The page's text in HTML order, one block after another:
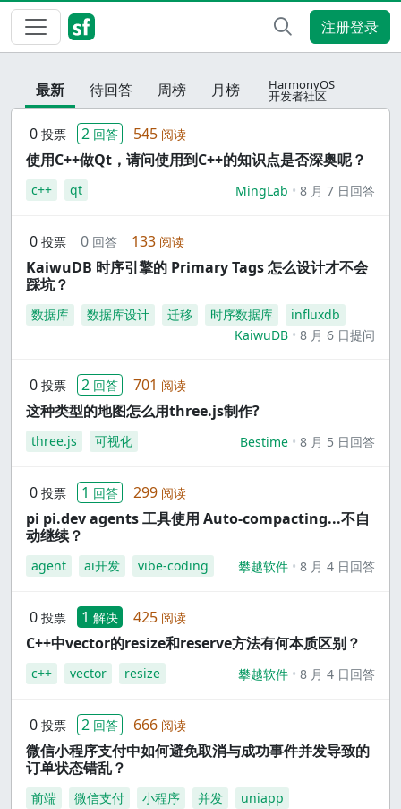
注册登录
最新 待回答 周榜 月榜 HarmonyOS
开发者社区
0 投票 2 回答 545 阅读
使用C++做Qt，请问使用到C++的知识点是否深奥呢？
c++ qt MingLab 8 月 7 日回答
0 投票 0 回答 133 阅读
KaiwuDB 时序引擎的 Primary Tags 怎么设计才不会
踩坑？
数据库 数据库设计 迁移 时序数据库
influxdb
KaiwuDB
8 月 6 日提问
0 投票 2 回答 701 阅读
这种类型的地图怎么用three.js制作?
three.js 可视化 Bestime 8 月 5 日回答
0 投票 1 回答 299 阅读
pi pi.dev agents 工具使用 Auto-compacting...不自
动继续？
agent ai开发 vibe-coding 攀越软件 8 月 4 日回答
0 投票 1 解决 425 阅读
C++中vector的resize和reserve方法有何本质区别？
c++ vector resize 攀越软件 8 月 4 日回答
0 投票 2 回答 666 阅读
微信小程序支付中如何避免取消与成功事件并发导致的
订单状态错乱？
前端 微信支付 小程序 并发
uniapp